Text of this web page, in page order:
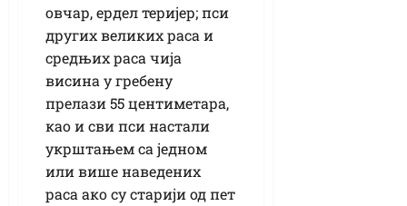
овчар, ердел теријер; пси
других великих раса и
средњих раса чија
висина у гребену
прелази 55 центиметара,
као и сви пси настали
укрштањем са једном
или више наведених
раса ако су старији од пет